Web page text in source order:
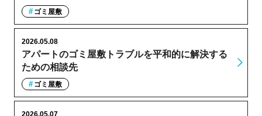
ゴミ屋敷
アパートのゴミ屋敷トラブルを平和的に解決する
ための相談先
2026.05.08
ゴミ屋敷